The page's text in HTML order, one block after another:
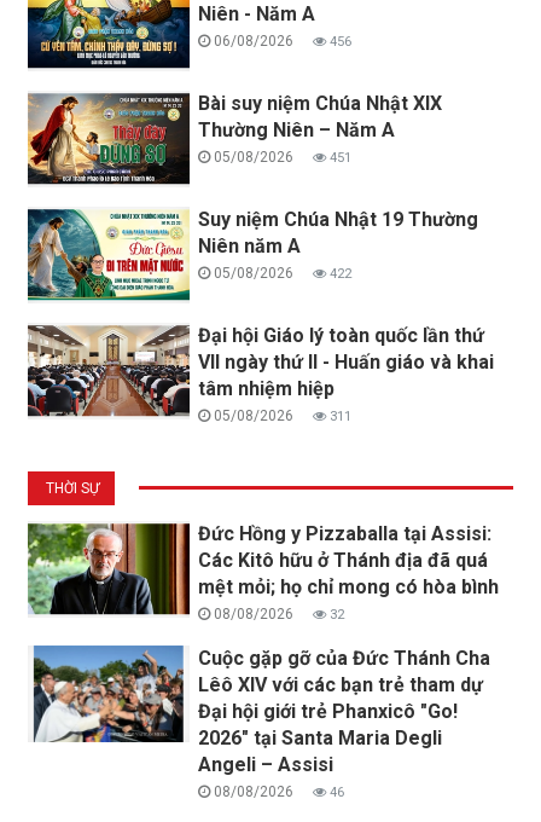
Niên - Năm A
06/08/2026 456
Bài suy niệm Chúa Nhật XIX
Thường Niên – Năm A
05/08/2026 451
Suy niệm Chúa Nhật 19 Thường
Niên năm A
05/08/2026 422
Đại hội Giáo lý toàn quốc lần thứ
VII ngày thứ II - Huấn giáo và khai
tâm nhiệm hiệp
05/08/2026 311
THỜI SỰ
Đức Hồng y Pizzaballa tại Assisi:
Các Kitô hữu ở Thánh địa đã quá
mệt mỏi; họ chỉ mong có hòa bình
08/08/2026 32
Cuộc gặp gỡ của Đức Thánh Cha
Lêô XIV với các bạn trẻ tham dự
Đại hội giới trẻ Phanxicô "Go!
2026" tại Santa Maria Degli
Angeli – Assisi
08/08/2026 46